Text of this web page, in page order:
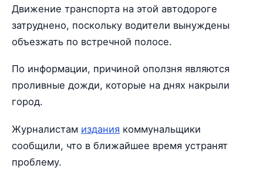
Движение транспорта на этой автодороге
затруднено, поскольку водители вынуждены
объезжать по встречной полосе.
По информации, причиной оползня являются
проливные дожди, которые на днях накрыли
город.
Журналистам издания коммунальщики
сообщили, что в ближайшее время устранят
проблему.